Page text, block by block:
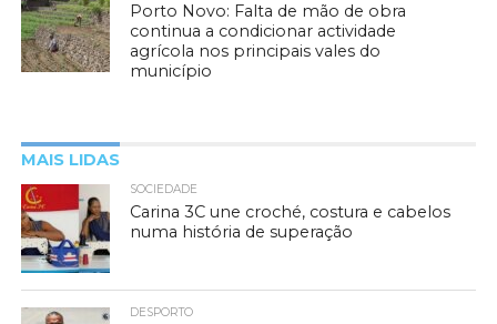
Porto Novo: Falta de mão de obra
continua a condicionar actividade
agrícola nos principais vales do
município
MAIS LIDAS
SOCIEDADE
Carina 3C une croché, costura e cabelos
numa história de superação
DESPORTO